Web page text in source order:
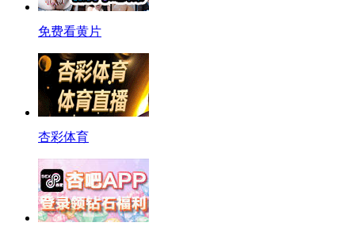
免费看黄片
杏彩体育